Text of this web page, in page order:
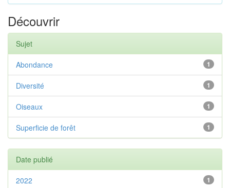
Découvrir
Sujet
1
Abondance
1
Diversité
1
Oiseaux
1
Superficie de forêt
Date publié
1
2022